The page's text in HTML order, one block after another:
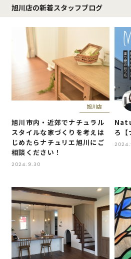
旭川店の新着スタッフブログ
旭川店
旭川市内・近郊でナチュラル
スタイルな家づくりを考えは
じめたらナチュリエ旭川にご
相談ください！
2024.9.30
ろ【